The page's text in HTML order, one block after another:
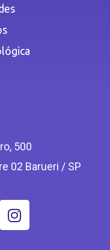
500
02 Barueri / SP